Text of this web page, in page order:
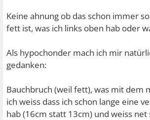
Keine ahnung ob das schon immer
fett ist, was ich links oben hab oder
Als hypochonder mach ich mir
gedanken:
Bauchbruch (weil fett), was mit dem
ich weiss dass ich schon lange eine
hab (16cm statt 13cm) und weiss